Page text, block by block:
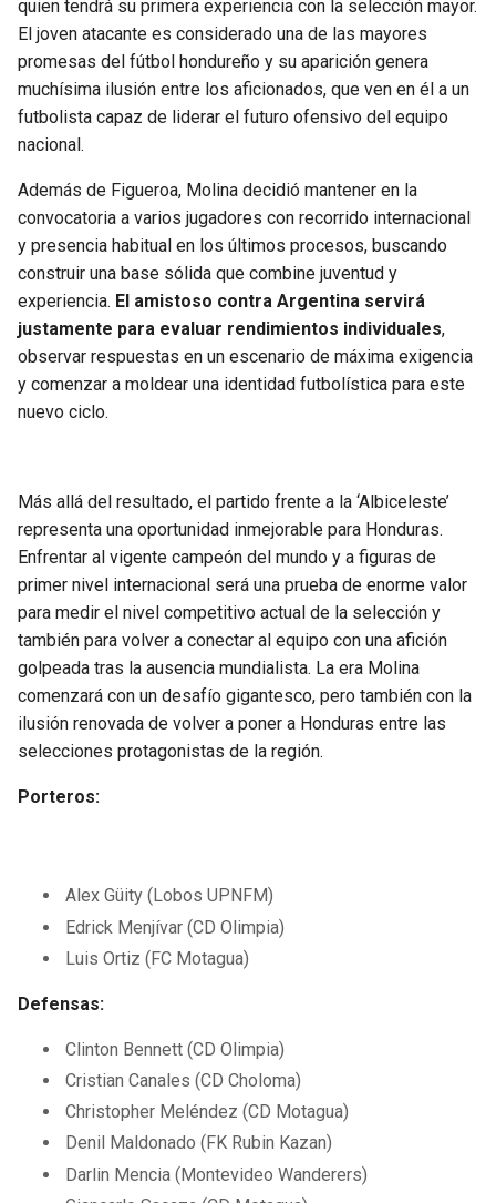
quien tendrá su primera experiencia con la selección mayor.
El joven atacante es considerado una de las mayores
promesas del fútbol hondureño y su aparición genera
muchísima ilusión entre los aficionados, que ven en él a un
futbolista capaz de liderar el futuro ofensivo del equipo
nacional.
Además de Figueroa, Molina decidió mantener en la
convocatoria a varios jugadores con recorrido internacional
y presencia habitual en los últimos procesos, buscando
construir una base sólida que combine juventud y
experiencia. El amistoso contra Argentina servirá
justamente para evaluar rendimientos individuales,
observar respuestas en un escenario de máxima exigencia
y comenzar a moldear una identidad futbolística para este
nuevo ciclo.
Más allá del resultado, el partido frente a la ‘Albiceleste’
representa una oportunidad inmejorable para Honduras.
Enfrentar al vigente campeón del mundo y a figuras de
primer nivel internacional será una prueba de enorme valor
para medir el nivel competitivo actual de la selección y
también para volver a conectar al equipo con una afición
golpeada tras la ausencia mundialista. La era Molina
comenzará con un desafío gigantesco, pero también con la
ilusión renovada de volver a poner a Honduras entre las
selecciones protagonistas de la región.
Porteros:
Alex Güity (Lobos UPNFM)
Edrick Menjívar (CD Olimpia)
Luis Ortiz (FC Motagua)
Defensas:
Clinton Bennett (CD Olimpia)
Cristian Canales (CD Choloma)
Christopher Meléndez (CD Motagua)
Denil Maldonado (FK Rubin Kazan)
Darlin Mencia (Montevideo Wanderers)